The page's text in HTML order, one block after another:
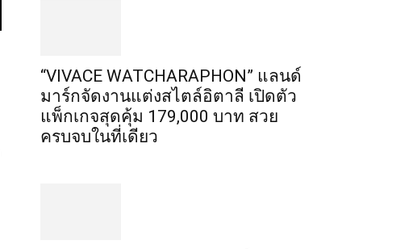
“VIVACE WATCHARAPHON” แลนด์
มาร์กจัดงานแต่งสไตล์อิตาลี เปิดตัว
แพ็กเกจสุดคุ้ม 179,000 บาท สวย
ครบจบในที่เดียว